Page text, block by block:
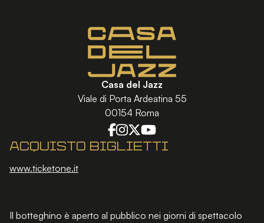
Acquisto biglietti
www.ticketone.it
Il botteghino è aperto al pubblico nei giorni di spettacolo
Casa del Jazz
Viale di Porta Ardeatina 55
00154 Roma